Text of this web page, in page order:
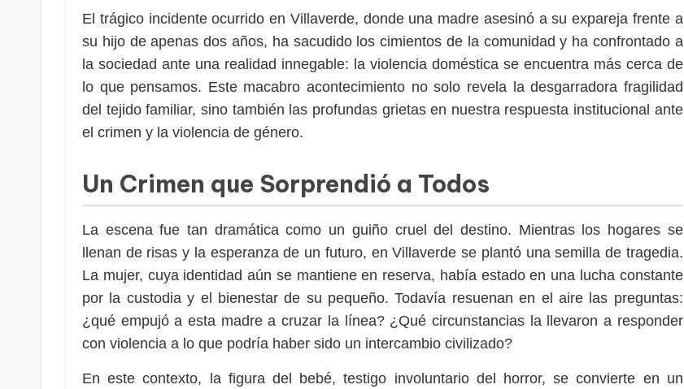
El trágico incidente ocurrido en Villaverde, donde una madre asesinó a su expareja frente a
su hijo de apenas dos años, ha sacudido los cimientos de la comunidad y ha confrontado a
la sociedad ante una realidad innegable: la violencia doméstica se encuentra más cerca de
lo que pensamos. Este macabro acontecimiento no solo revela la desgarradora fragilidad
del tejido familiar, sino también las profundas grietas en nuestra respuesta institucional ante
el crimen y la violencia de género.
Un Crimen que Sorprendió a Todos
La escena fue tan dramática como un guiño cruel del destino. Mientras los hogares se
llenan de risas y la esperanza de un futuro, en Villaverde se plantó una semilla de tragedia.
La mujer, cuya identidad aún se mantiene en reserva, había estado en una lucha constante
por la custodia y el bienestar de su pequeño. Todavía resuenan en el aire las preguntas:
¿qué empujó a esta madre a cruzar la línea? ¿Qué circunstancias la llevaron a responder
con violencia a lo que podría haber sido un intercambio civilizado?
En este contexto, la figura del bebé, testigo involuntario del horror, se convierte en un